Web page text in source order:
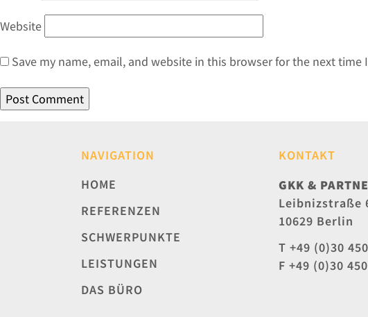
Website
Save my name, email, and website in this browser for the next time
NAVIGATION
HOME
REFERENZEN
SCHWERPUNKTE
LEISTUNGEN
DAS BÜRO
KONTAKT
GKK &
Leibnizstraße
10629 Berlin
T +49 (0)30
F +49 (0)30